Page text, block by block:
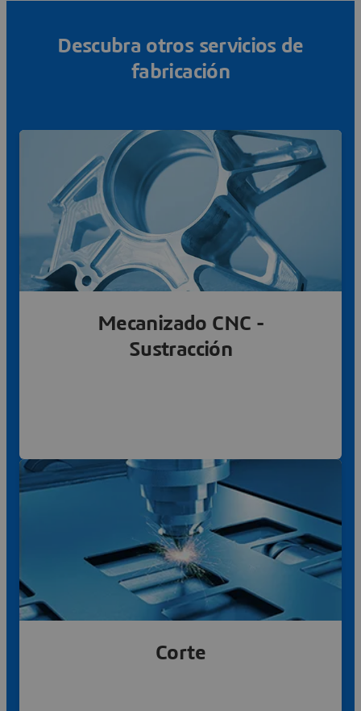
Descubra otros servicios de
fabricación
Mecanizado CNC -
Sustracción
Fresado, torneado y electroerosión
Más información
Corte